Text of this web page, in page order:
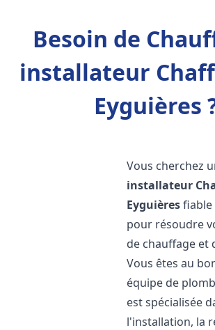
Besoin de
installateur
Eyguières
Vous cherchez
installateur
Eyguièresfiable
pour résoudre
de chauffage et
Vous êtes au
équipe de
est spécialisée
l'installation, la